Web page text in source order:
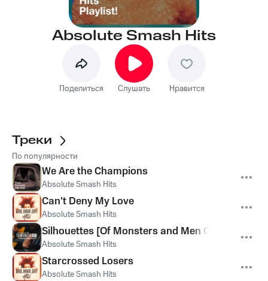
Absolute Smash Hits
Поделиться Слушать Нравится
Треки
По популярности
We Are the Champions
Absolute Smash Hits
Can't Deny My Love
Absolute Smash Hits
Silhouettes [Of Monsters and Men Cover]
Absolute Smash Hits
Starcrossed Losers
Absolute Smash Hits